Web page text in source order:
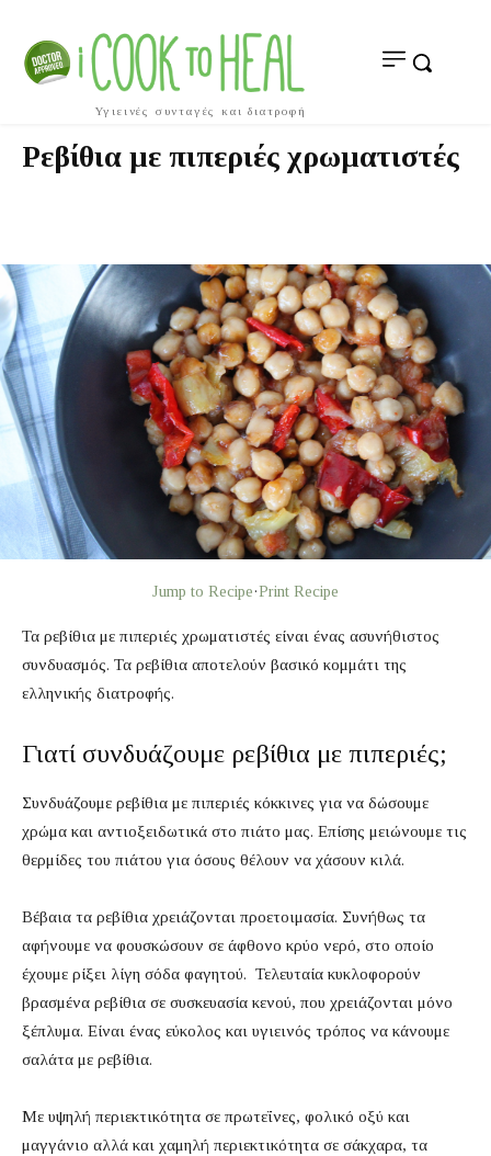
Υγιεινές συνταγές και διατροφή
Ρεβίθια με πιπεριές χρωματιστές
Jump to Recipe·Print Recipe
Τα ρεβίθια με πιπεριές χρωματιστές είναι ένας ασυνήθιστος
συνδυασμός. Τα ρεβίθια αποτελούν βασικό κομμάτι της
ελληνικής διατροφής.
Γιατί συνδυάζουμε ρεβίθια με πιπεριές;
Συνδυάζουμε ρεβίθια με πιπεριές κόκκινες για να δώσουμε
χρώμα και αντιοξειδωτικά στο πιάτο μας. Επίσης μειώνουμε τις
θερμίδες του πιάτου για όσους θέλουν να χάσουν κιλά.
Βέβαια τα ρεβίθια χρειάζονται προετοιμασία. Συνήθως τα
αφήνουμε να φουσκώσουν σε άφθονο κρύο νερό, στο οποίο
έχουμε ρίξει λίγη σόδα φαγητού. Τελευταία κυκλοφορούν
βρασμένα ρεβίθια σε συσκευασία κενού, που χρειάζονται μόνο
ξέπλυμα. Είναι ένας εύκολος και υγιεινός τρόπος να κάνουμε
σαλάτα με ρεβίθια.
Με υψηλή περιεκτικότητα σε πρωτεΐνες, φολικό οξύ και
μαγγάνιο αλλά και χαμηλή περιεκτικότητα σε σάκχαρα, τα